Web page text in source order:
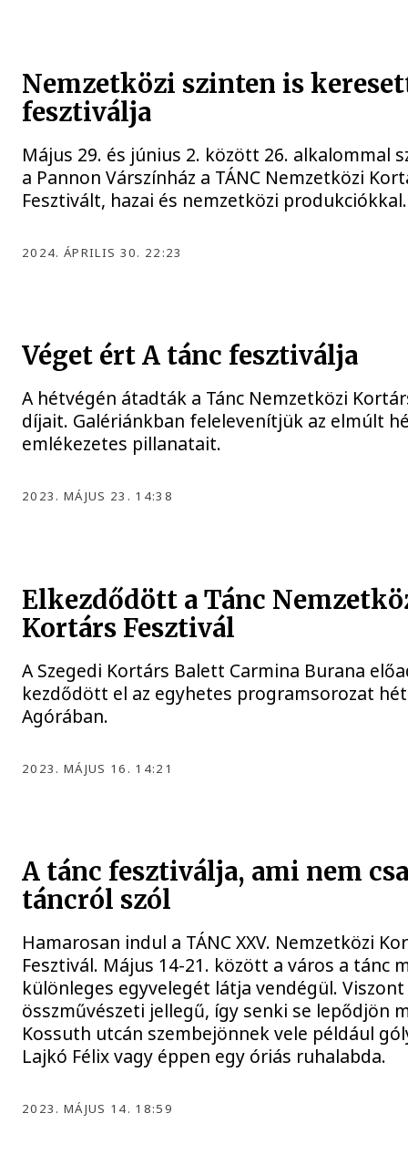
Nemzetközi szinten is
fesztiválja
Május 29. és június 2. között 26. alkalommal
a Pannon Várszínház a TÁNC Nemzetközi
Fesztivált, hazai és nemzetközi produkciókkal.
2024. ÁPRILIS 30. 22:23
Véget ért A tánc fesztiválja
A hétvégén átadták a Tánc Nemzetközi
díjait. Galériánkban felelevenítjük az elmúlt
emlékezetes pillanatait.
2023. MÁJUS 23. 14:38
Elkezdődött a Tánc
Kortárs Fesztivál
A Szegedi Kortárs Balett Carmina Burana
kezdődött el az egyhetes programsorozat
Agórában.
2023. MÁJUS 16. 14:21
A tánc fesztiválja, ami nem
táncról szól
Hamarosan indul a TÁNC XXV. Nemzetközi
Fesztivál. Május 14-21. között a város a tánc
különleges egyvelegét látja vendégül.
összművészeti jellegű, így senki se lepődjön
Kossuth utcán szembejönnek vele például
Lajkó Félix vagy éppen egy óriás ruhalabda.
2023. MÁJUS 14. 18:59